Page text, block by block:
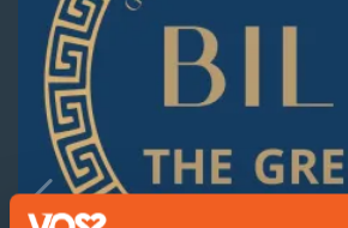
greek